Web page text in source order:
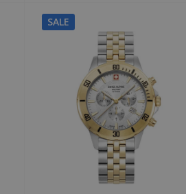
SALE